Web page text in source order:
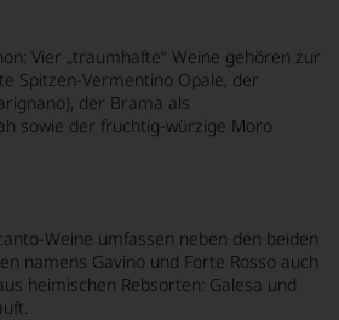
Vier „traumhafte“ Weine gehören zur
Spitzen-Vermentino Opale, der
der Brama als
sowie der fruchtig-würzige Moro
Weine umfassen neben den beiden
namens Gavino und Forte Rosso auch
heimischen Rebsorten: Galesa und